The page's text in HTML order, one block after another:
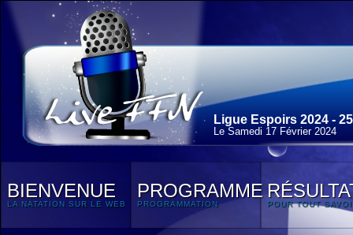
Ligue Espoirs 2024 -
Le Samedi 17 Février 2024
BIENVENUE
LA NATATION SUR LE WEB
PROGRAMME
PROGRAMMATION POUR TOUT